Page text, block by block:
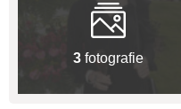
3 fotografie